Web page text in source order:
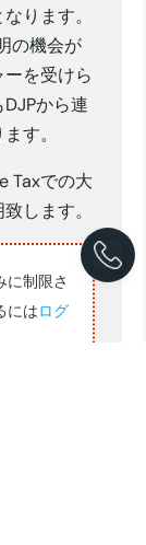
ります。
の機会が
を受けら
から連
す。
Taxでの大
します。
に制限さ
にはログ